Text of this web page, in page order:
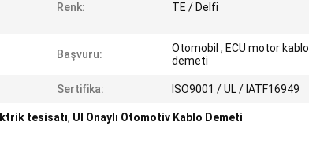
Renk: TE / Delfi
Başvuru:
Otomobil ; ECU motor kablo
demeti
Sertifika: ISO9001 / UL / IATF16949
tesisatı, Ul Onaylı Otomotiv Kablo Demeti